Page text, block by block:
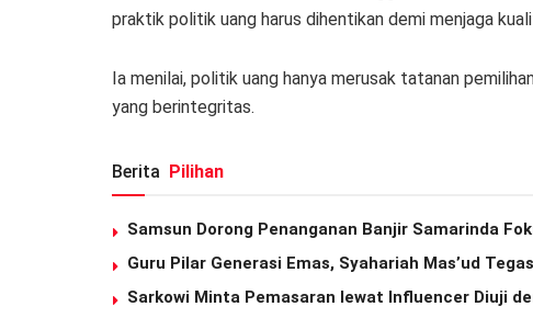
praktik politik uang harus dihentikan demi menjaga
Ia menilai, politik uang hanya merusak tatanan
yang berintegritas.
Berita Pilihan
Samsun Dorong Penanganan Banjir Samarinda
Guru Pilar Generasi Emas, Syahariah Mas’ud
Sarkowi Minta Pemasaran lewat Influencer Diuji